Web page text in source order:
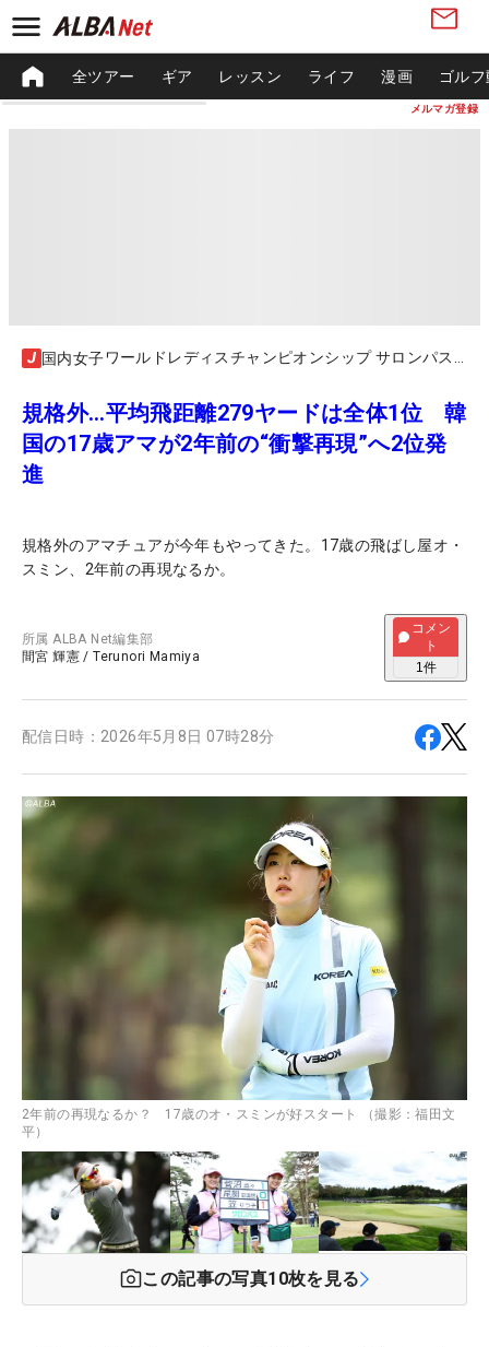
メルマガ登録
全ツアー ギア レッスン ライフ 漫画 ゴル
国内女子
規格外…平均飛距離279ヤードは全体1位 韓
国の17歳アマが2年前の“衝撃再現”へ2位発
進
規格外のアマチュアが今年もやってきた。17歳の飛ばし屋オ・
スミン、2年前の再現なるか。
所属ALBA Net編集部
間宮 輝憲 /Terunori Mamiya
コメン
ト
1件
配信日時： 2026年5月8日 07時28分
2年前の再現なるか？ 17歳のオ・スミンが好スタート （撮影：福田文
平）
この記事の写真10枚を見る